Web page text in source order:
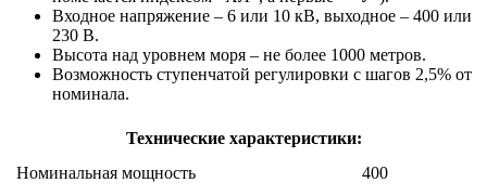
Входное напряжение – 6 или 10 кВ, выходное – 400 или
230 В.
Высота над уровнем моря – не более 1000 метров.
Возможность ступенчатой регулировки с шагов 2,5% от
номинала.
Технические характеристики:
Номинальная мощность
400